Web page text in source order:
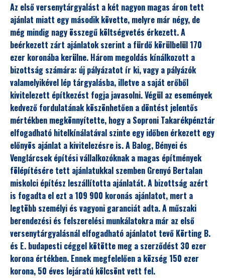
Az első versenytárgyalást a két nagyon magas áron tett
ajánlat miatt egy második követte, melyre már négy, de
még mindig nagy összegű költségvetés érkezett. A
beérkezett zárt ajánlatok szerint a fürdő körülbelül 170
ezer koronába kerülne. Három megoldás kínálkozott a
bizottság számára: új pályázatot ír ki, vagy a pályázók
valamelyikével lép tárgyalásba, illetve a saját erőből
kivitelezett építkezést fogja javasolni. Végül az események
kedvező fordulatának köszönhetően a döntést jelentős
mértékben megkönnyítette, hogy a Soproni Takarékpénztár
elfogadható hitelkínálatával szinte egy időben érkezett egy
előnyös ajánlat a kivitelezésre is. A Balog, Bényei és
Venglárcsek építési vállalkozóknak a magas építmények
fölépítésére tett ajánlatukkal szemben Grenyó Bertalan
miskolci építész leszállította ajánlatát. A bizottság azért
is fogadta el ezt a 109 900 koronás ajánlatot, mert a
legtöbb személyi és vagyoni garanciát adta. A műszaki
berendezési és felszerelési munkálatokra már az első
versenytárgyalásnál elfogadható ajánlatot tevő Körting B.
és E. budapesti céggel kötötte meg a szerződést 30 ezer
korona értékben. Ennek megfelelően a község 150 ezer
korona, 50 éves lejáratú kölcsönt vett fel.